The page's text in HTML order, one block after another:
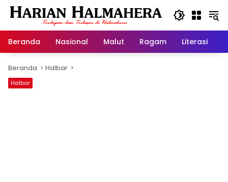
Langsung
Beranda
Nasional Malut Ragam Literasi
Beranda Halbar
Halbar